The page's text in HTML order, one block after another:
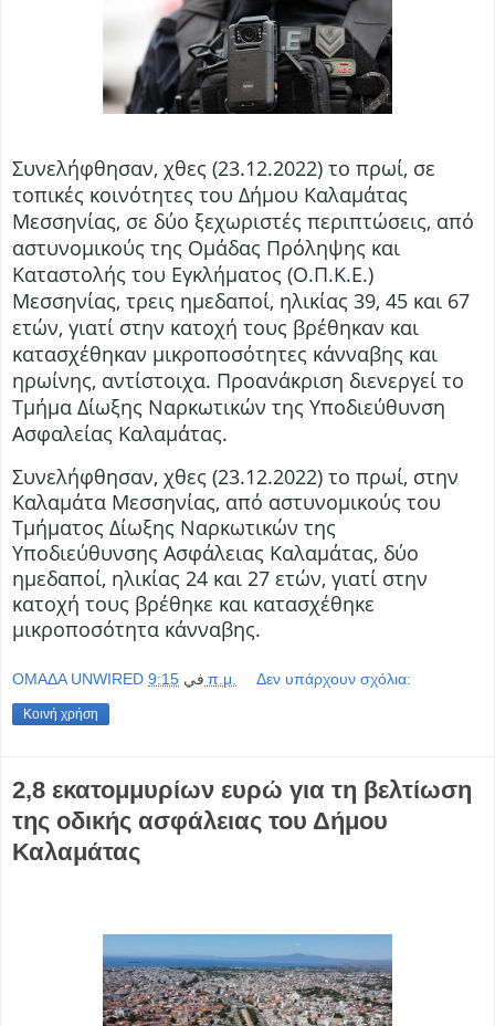
Συνελήφθησαν, χθες (23.12.2022) το πρωί, σε
τοπικές κοινότητες του Δήμου Καλαμάτας
Μεσσηνίας, σε δύο ξεχωριστές περιπτώσεις, από
αστυνομικούς της Ομάδας Πρόληψης και
Καταστολής του Εγκλήματος (Ο.Π.Κ.Ε.)
Μεσσηνίας, τρεις ημεδαποί, ηλικίας 39, 45 και 67
ετών, γιατί στην κατοχή τους βρέθηκαν και
κατασχέθηκαν μικροποσότητες κάνναβης και
ηρωίνης, αντίστοιχα. Προανάκριση διενεργεί το
Τμήμα Δίωξης Ναρκωτικών της Υποδιεύθυνση
Ασφαλείας Καλαμάτας.
Συνελήφθησαν, χθες (23.12.2022) το πρωί, στην
Καλαμάτα Μεσσηνίας, από αστυνομικούς του
Τμήματος Δίωξης Ναρκωτικών της
Υποδιεύθυνσης Ασφάλειας Καλαμάτας, δύο
ημεδαποί, ηλικίας 24 και 27 ετών, γιατί στην
κατοχή τους βρέθηκε και κατασχέθηκε
μικροποσότητα κάνναβης.
OMAΔΑ UNWIRED في 9:15 π.μ. Δεν υπάρχουν σχόλια:
Κοινή χρήση
2,8 εκατομμυρίων ευρώ για τη βελτίωση
της οδικής ασφάλειας του Δήμου
Καλαμάτας